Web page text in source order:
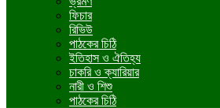
ফিচার
রিভিউ
পাঠকের চিঠি
ইতিহাস ও ঐতিহ্য
চাকরি ও ক্যারিয়ার
নারী ও শিশু
পাঠকের চিঠি